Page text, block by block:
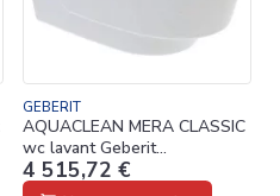
GEBERIT
AQUACLEAN MERA CLASSIC
wc lavant Geberit
146.200.11.1
4 515,72 €